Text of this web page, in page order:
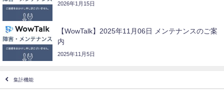
2026年1月15日
【WowTalk】2025年11月06日 メンテナンスのご案
内
2025年11月5日
集計機能